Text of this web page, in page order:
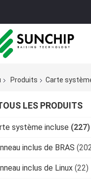
Produits Carte
LES PRODUITS
système incluse (227)
inclus de BRAS
inclus de Linux (22)